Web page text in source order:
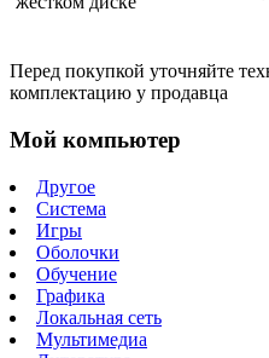
Перед покупкой уточняйте
комплектацию у продавца
Мой компьютер
Другое
Система
Игры
Оболочки
Обучение
Графика
Локальная сеть
Мультимедиа